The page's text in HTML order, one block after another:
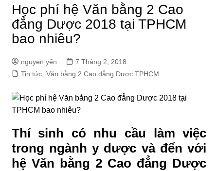
Học phí hệ Văn bằng 2 Cao
đẳng Dược 2018 tại TPHCM
bao nhiêu?
nguyen yến
7 Tháng 2, 2018
Tin tức, Văn bằng 2 Cao đẳng Dược TPHCM
Thí sinh có nhu cầu làm việc
trong ngành y dược và đến với
hệ Văn bằng 2 Cao đẳng Dược